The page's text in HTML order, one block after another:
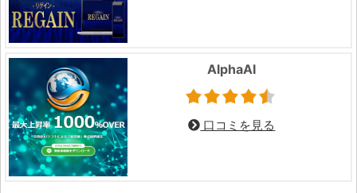
AlphaAI
口コミを見る